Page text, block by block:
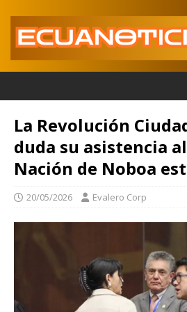
La Revolución
duda su asistencia
Nación de Noboa
20/05/2026 Evalero Corp